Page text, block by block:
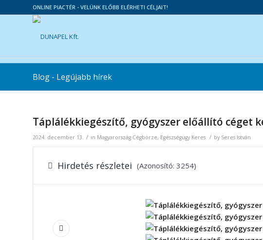
ONLINE PIACTÉR - VELÜNK ELŐBB ELÉRHETI CÉLJAIT!
Blog - Legújabb hírek
Táplálékkiegészítő, gyógyszer előállító céget
2024. december 13. / in Magyarország Cégbörze, Egészségügy Keres / by Seres István
Hirdetés részletei (Azonosító: 3254)